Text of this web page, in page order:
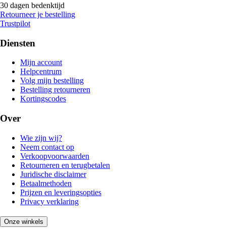
30 dagen bedenktijd
Retourneer je bestelling
Trustpilot
Diensten
Mijn account
Helpcentrum
Volg mijn bestelling
Bestelling retourneren
Kortingscodes
Over
Wie zijn wij?
Neem contact op
Verkoopvoorwaarden
Retourneren en terugbetalen
Juridische disclaimer
Betaalmethoden
Prijzen en leveringsopties
Privacy verklaring
Onze winkels